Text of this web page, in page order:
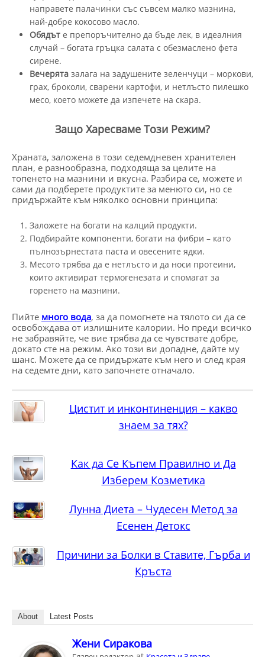
направете палачинки със съвсем малко мазнина,
най-добре кокосово масло.
Обядът е препоръчително да бъде лек, в идеалния
случай – богата гръцка салата с обезмаслено фета
сирене.
Вечерята залага на задушените зеленчуци – моркови,
грах, броколи, сварени картофи, и нетлъсто пилешко
месо, което можете да изпечете на скара.
Защо Харесваме Този Режим?
Храната, заложена в този седемдневен хранителен
план, е разнообразна, подходяща за целите на
топенето на мазнини и вкусна. Разбира се, можете и
сами да подберете продуктите за менюто си, но се
придържайте към няколко основни принципа:
Заложете на богати на калций продукти.
Подбирайте компоненти, богати на фибри – като
пълнозърнестата паста и овесените ядки.
Месото трябва да е нетлъсто и да носи протеини,
които активират термогенезата и спомагат за
горенето на мазнини.
Пийте много вода, за да помогнете на тялото си да се
освобождава от излишните калории. Но преди всичко
не забравяйте, че вие трябва да се чувствате добре,
докато сте на режим. Ако този ви допадне, дайте му
шанс. Можете да се придържате към него и след края
на седемте дни, като започнете отначало.
Цистит и инконтиненция – какво
знаем за тях?
Как да Се Къпем Правилно и Да
Изберем Козметика
Лунна Диета – Чудесен Метод за
Есенен Детокс
Причини за Болки в Ставите, Гърба и
Кръста
About Latest Posts
Жени Сиракова